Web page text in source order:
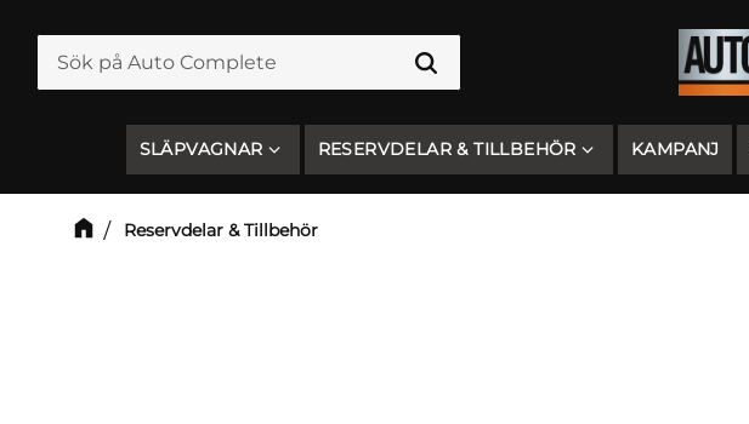
SLÄPVAGNAR RESERVDELAR & TILLBEHÖR KAMPANJ
Reservdelar & Tillbehör